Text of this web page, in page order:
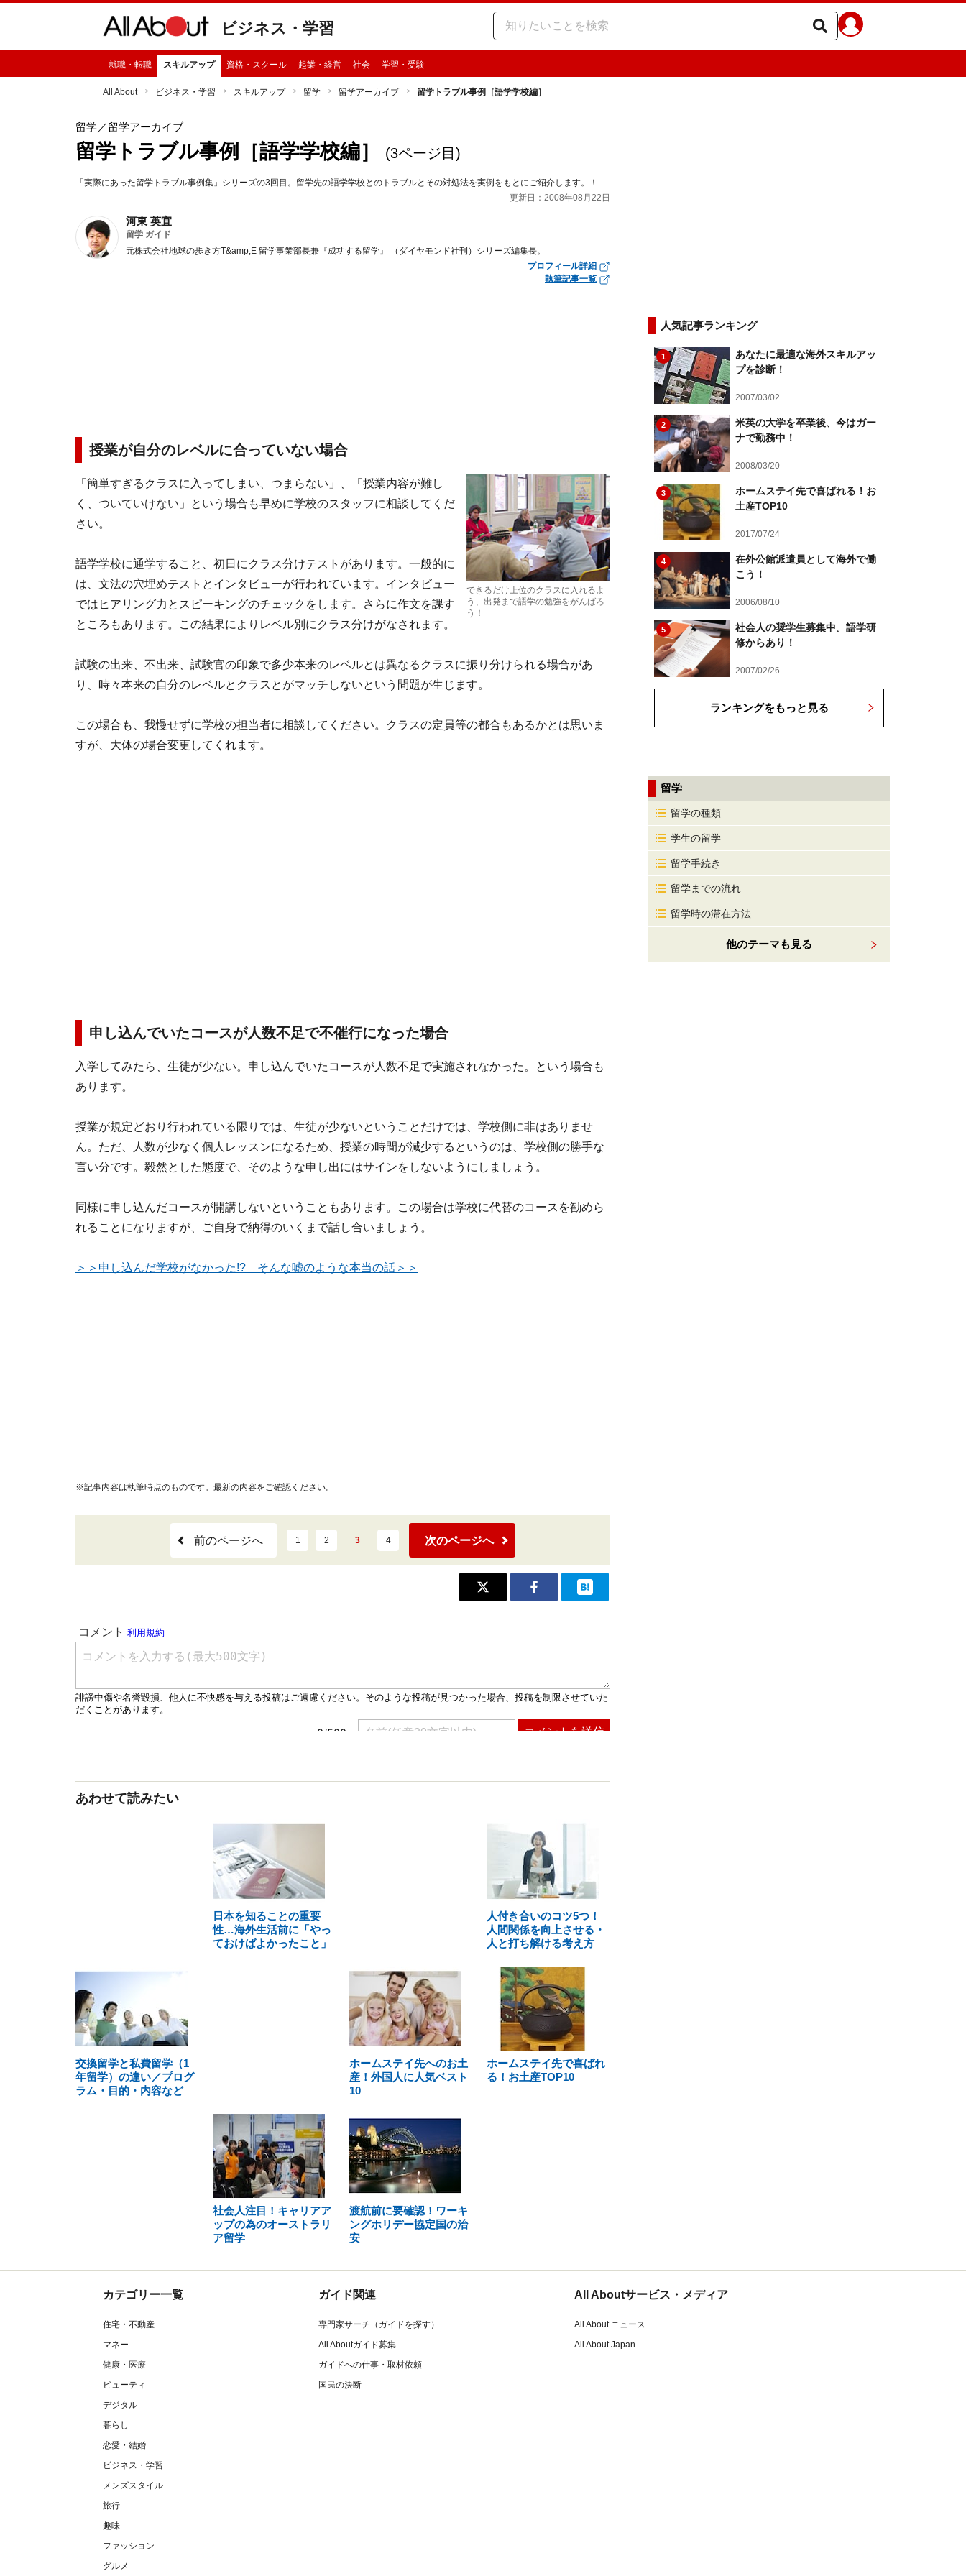
ビジネス・学習
就職・転職 スキルアップ 資格・スクール 起業・経営 社会 学習・受験
All About ビジネス・学習 スキルアップ 留学 留学アーカイブ 留学トラブル事例［語学学校編］
留学／留学アーカイブ
留学トラブル事例［語学学校編］ (3ページ目)
「実際にあった留学トラブル事例集」シリーズの3回目。留学先の語学学校とのトラブルとその対処法を実例をもとにご紹介します。！
更新日：2008年08月22日
河東 英宜
留学 ガイド
元株式会社地球の歩き方T&amp;E 留学事業部長兼『成功する留学』 （ダイヤモンド社刊）シリーズ編集長。
プロフィール詳細
執筆記事一覧
授業が自分のレベルに合っていない場合
できるだけ上位のクラスに入れるよ
う、出発まで語学の勉強をがんばろ
う！
「簡単すぎるクラスに入ってしまい、つまらない」、「授業内容が難し
く、ついていけない」という場合も早めに学校のスタッフに相談してくだ
さい。
語学学校に通学すること、初日にクラス分けテストがあります。一般的に
は、文法の穴埋めテストとインタビューが行われています。インタビュー
ではヒアリング力とスピーキングのチェックをします。さらに作文を課す
ところもあります。この結果によりレベル別にクラス分けがなされます。
試験の出来、不出来、試験官の印象で多少本来のレベルとは異なるクラスに振り分けられる場合があ
り、時々本来の自分のレベルとクラスとがマッチしないという問題が生じます。
この場合も、我慢せずに学校の担当者に相談してください。クラスの定員等の都合もあるかとは思いま
すが、大体の場合変更してくれます。
申し込んでいたコースが人数不足で不催行になった場合
入学してみたら、生徒が少ない。申し込んでいたコースが人数不足で実施されなかった。という場合も
あります。
授業が規定どおり行われている限りでは、生徒が少ないということだけでは、学校側に非はありませ
ん。ただ、人数が少なく個人レッスンになるため、授業の時間が減少するというのは、学校側の勝手な
言い分です。毅然とした態度で、そのような申し出にはサインをしないようにしましょう。
同様に申し込んだコースが開講しないということもあります。この場合は学校に代替のコースを勧めら
れることになりますが、ご自身で納得のいくまで話し合いましょう。
＞＞申し込んだ学校がなかった!? そんな嘘のような本当の話＞＞
※記事内容は執筆時点のものです。最新の内容をご確認ください。
前のページへ 1 2 3 4 次のページへ
あわせて読みたい
日本を知ることの重要
性…海外生活前に「やっ
ておけばよかったこと」
人付き合いのコツ5つ！
人間関係を向上させる・
人と打ち解ける考え方
交換留学と私費留学（1
年留学）の違い／プログ
ラム・目的・内容など
ホームステイ先へのお土
産！外国人に人気ベスト
10
ホームステイ先で喜ばれ
る！お土産TOP10
社会人注目！キャリアア
ップの為のオーストラリ
ア留学
渡航前に要確認！ワーキ
ングホリデー協定国の治
安
人気記事ランキング
1
あなたに最適な海外スキルアッ
プを診断！
2007/03/02
2
米英の大学を卒業後、今はガー
ナで勤務中！
2008/03/20
3
ホームステイ先で喜ばれる！お
土産TOP10
2017/07/24
4
在外公館派遣員として海外で働
こう！
2006/08/10
5
社会人の奨学生募集中。語学研
修からあり！
2007/02/26
ランキングをもっと見る
留学
留学の種類
学生の留学
留学手続き
留学までの流れ
留学時の滞在方法
他のテーマも見る
カテゴリー一覧
住宅・不動産
マネー
健康・医療
ビューティ
デジタル
暮らし
恋愛・結婚
ビジネス・学習
メンズスタイル
旅行
趣味
ファッション
グルメ
ガイド関連
専門家サーチ（ガイドを探す）
All Aboutガイド募集
ガイドへの仕事・取材依頼
国民の決断
All Aboutサービス・メディア
All About ニュース
All About Japan